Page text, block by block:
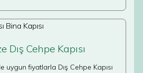
Dış Cehpe Kapısı
uygun fiyatlarla Dış Cehpe Kapısı